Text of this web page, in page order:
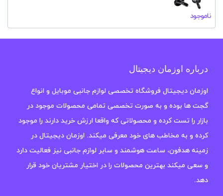
ناموجود
درباره اوزمان دیجیتال
اوزمان دیجیتال فروشگاه تخصصی لوازم جانبی موبایل و انواع
گجت ها بوده و به صورت تخصصی تمامی محصولات موجود در
بازار را تست کرده و محصولاتی که واقعا ارزش خرید دارند را موجود
کرده و به مخاطب های خود معرفی میکند. اوزمان دیجیتال در
زمینه هدفون، ساعت هوشمند و سایر لوازم جانبی نیز فعالیت دارد
و سعی میکند بهترین محصولات را در اختیار مشتریان خود قرار
دهد.